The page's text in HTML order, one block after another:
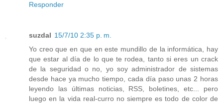
Responder
suzdal 15/7/10 2:35 p. m.
Yo creo que en que en este mundillo de la informática, hay
que estar al día de lo que te rodea, tanto si eres un crack
de la seguridad o no, yo soy administrador de sistemas
desde hace ya mucho tiempo, cada día paso unas 2 horas
leyendo las últimas noticias, RSS, boletines, etc... pero
luego en la vida real-curro no siempre es todo de color de